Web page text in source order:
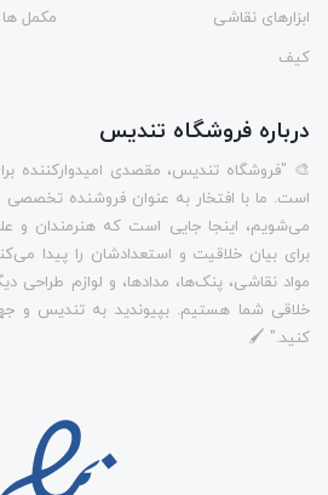
ابزارهای نقاشی
مکمل ها
کیف
درباره فروشگاه تندیس
🎨 "فروشگاه تندیس، مقصدی امیدوارکننده
است. ما با افتخار به عنوان فروشنده تخصصی
می‌شویم، اینجا جایی است که هنرمندان و
برای بیان خلاقیت و استعدادشان را پیدا
مواد نقاشی، پنک‌ها، مدادها، و لوازم طراحی
خلاقی شما هستیم. بپیوندید به تندیس و
کنید." 🖌️